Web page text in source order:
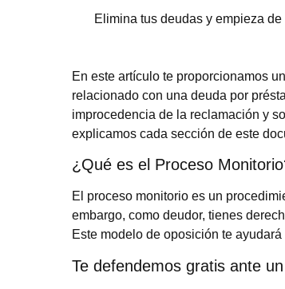
Elimina tus deudas y empieza de
En este artículo te proporcionamos
relacionado con una deuda por
improcedencia de la reclamación y
explicamos cada sección de este
¿Qué es el Proceso
El proceso monitorio es un
embargo, como deudor, tienes
Este modelo de oposición te
Te defendemos gratis ante